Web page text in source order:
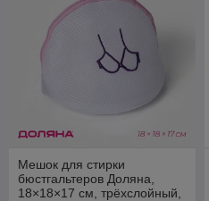
Мешок для стирки
бюстгальтеров Доляна,
18×18×17 см, трёхслойный,